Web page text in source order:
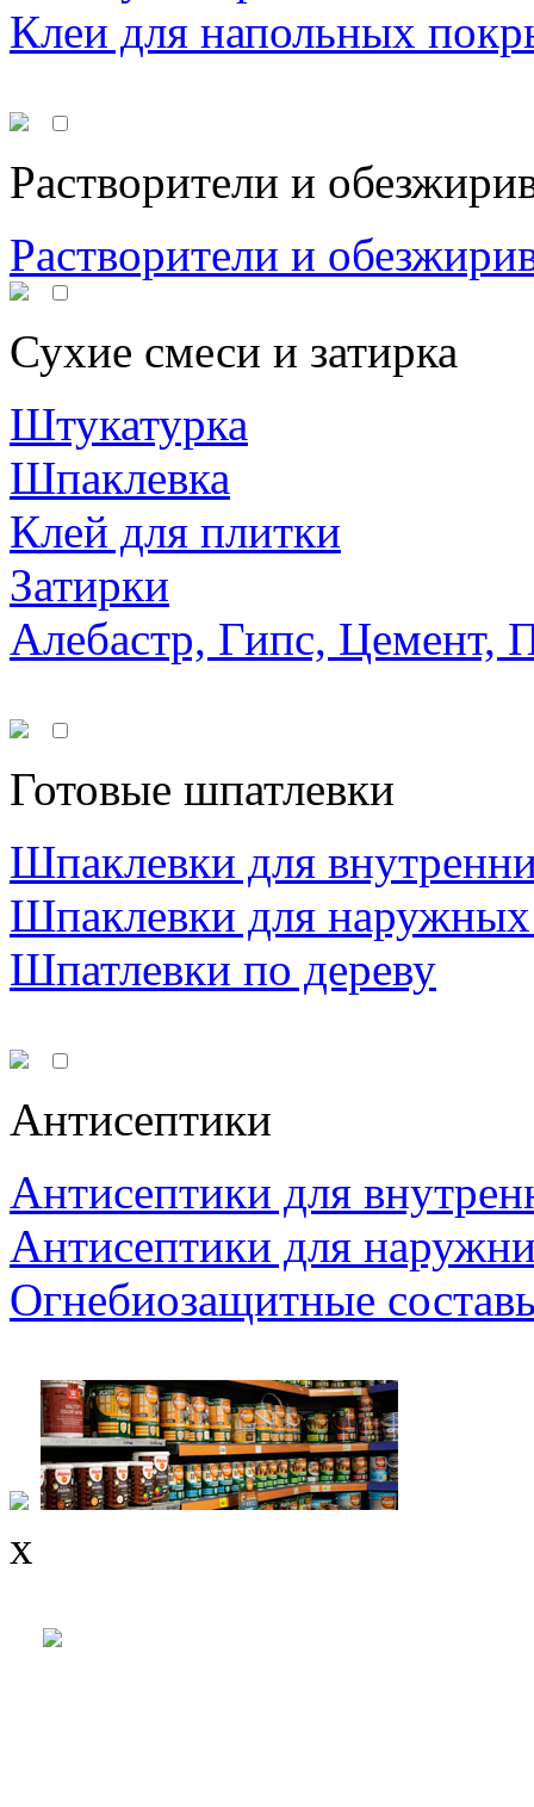
Клеи для напольных
Растворители и
Растворители и
Сухие смеси и затирка
Штукатурка
Шпаклевка
Клей для плитки
Затирки
Алебастр, Гипс, Цемент,
Готовые шпатлевки
Шпаклевки для
Шпаклевки для наружных
Шпатлевки по дереву
Антисептики
Антисептики для
Антисептики для
Огнебиозащитные
x